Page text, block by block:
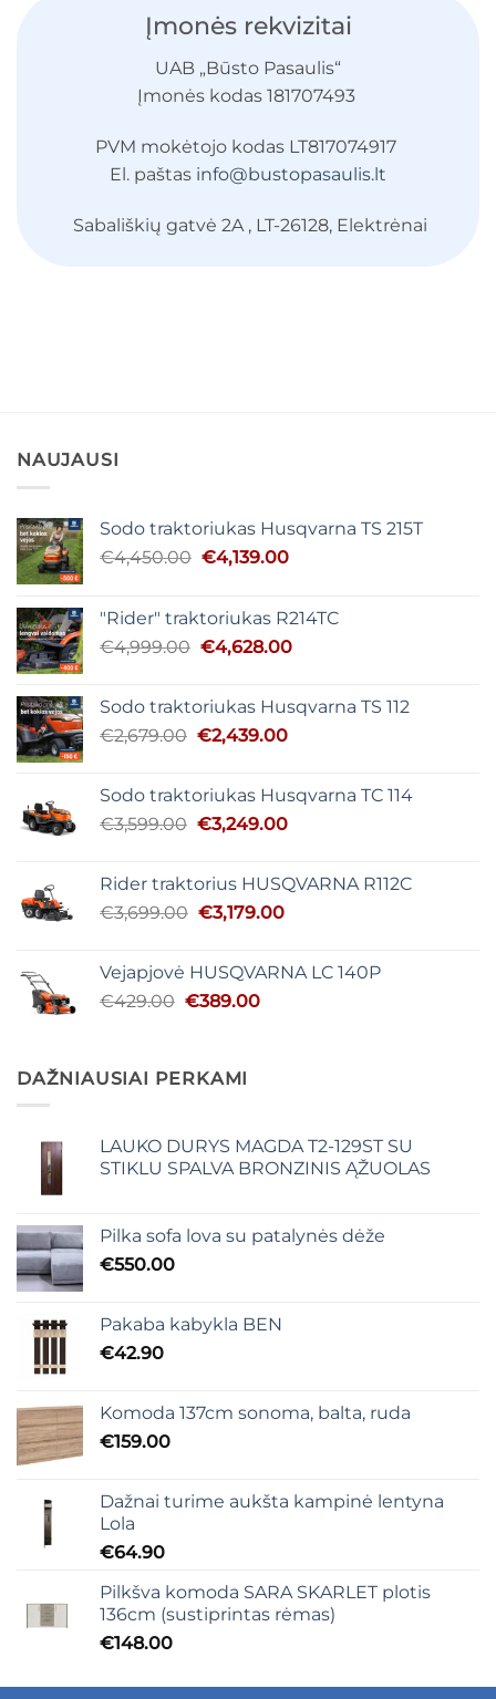
Įmonės rekvizitai
UAB „Būsto Pasaulis“
Įmonės kodas 181707493
PVM mokėtojo kodas LT817074917
El. paštas info@bustopasaulis.lt
Sabališkių gatvė 2A , LT-26128, Elektrėnai
NAUJAUSI
Sodo traktoriukas Husqvarna TS 215T
€4,450.00 Original
€4,450.00.
€4,139.00Current
€4,139.00.
"Rider" traktoriukas R214TC
€4,999.00 Original
€4,999.00.
€4,628.00Current
€4,628.00.
Sodo traktoriukas Husqvarna TS 112
€2,679.00 Original
€2,679.00.
€2,439.00Current
€2,439.00.
Sodo traktoriukas Husqvarna TC 114
€3,599.00 Original
€3,599.00.
€3,249.00Current
€3,249.00.
Rider traktorius HUSQVARNA R112C
€3,699.00 Original
€3,699.00.
€3,179.00Current
€3,179.00.
Vejapjovė HUSQVARNA LC 140P
€429.00 Original
€429.00.
€389.00Current
DAŽNIAUSIAI PERKAMI
LAUKO DURYS MAGDA T2-129ST SU
STIKLU SPALVA BRONZINIS ĄŽUOLAS
Pilka sofa lova su patalynės dėže
€550.00
Pakaba kabykla BEN
€42.90
Komoda 137cm sonoma, balta, ruda
€159.00
Dažnai turime aukšta kampinė lentyna
Lola
€64.90
Pilkšva komoda SARA SKARLET plotis
136cm (sustiprintas rėmas)
€148.00